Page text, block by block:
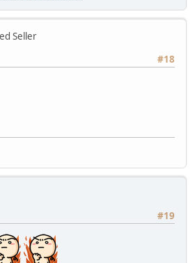
Seller
#18
#19